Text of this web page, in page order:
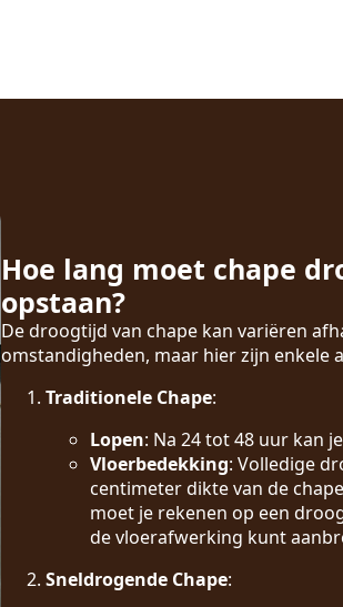
Hoe lang moet chape
opstaan?
De droogtijd van chape kan variëren
omstandigheden, maar hier zijn enkele
Traditionele Chape:
Lopen: Na 24 tot 48 uur kan
Vloerbedekking: Volledige
centimeter dikte van de
moet je rekenen op een
de vloerafwerking kunt
Sneldrogende Chape: